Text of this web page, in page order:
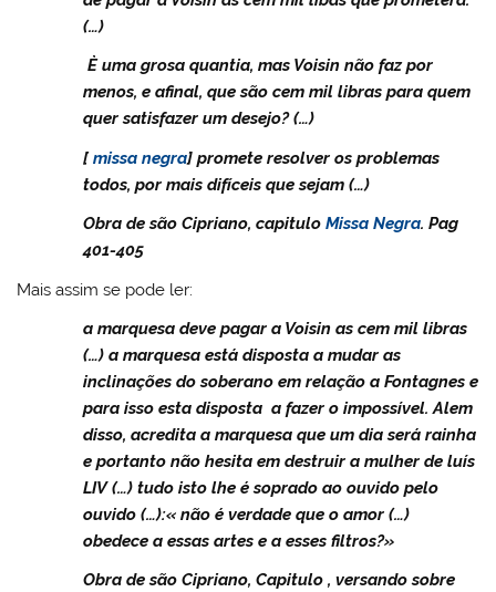
(…)
È uma grosa quantia, mas Voisin não faz por
menos, e afinal, que são cem mil libras para quem
quer satisfazer um desejo? (…)
[missa negra] promete resolver os problemas
todos, por mais difíceis que sejam (…)
Obra de são Cipriano, capituloMissa Negra. Pag
401-405
Mais assim se pode ler:
a marquesa deve pagar a Voisin as cem mil libras
(…) a marquesa está disposta a mudar as
inclinações do soberano em relação a Fontagnes e
para isso esta disposta a fazer o impossível. Alem
disso, acredita a marquesa que um dia será rainha
e portanto não hesita em destruir a mulher de luís
LIV (…) tudo isto lhe é soprado ao ouvido pelo
ouvido (…):« não é verdade que o amor (…)
obedece a essas artes e a esses filtros?»
Obra de são Cipriano, Capitulo , versando sobre